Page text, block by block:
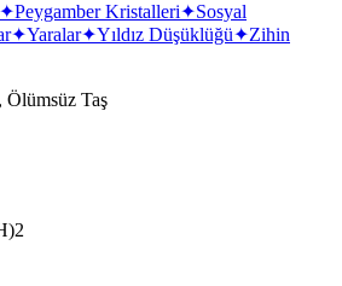
✦Peygamber Kristalleri✦Sosyal
✦Yaralar✦Yıldız Düşüklüğü✦Zihin
Ölümsüz Taş